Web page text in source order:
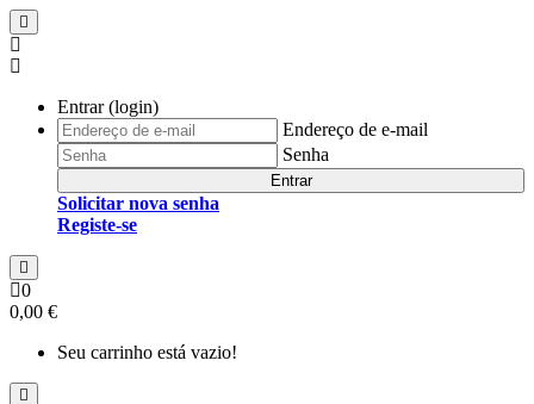
Entrar (login)
Endereço de e-mail
Senha
Entrar
Solicitar nova senha
Registe-se
0
0,00 €
Seu carrinho está vazio!